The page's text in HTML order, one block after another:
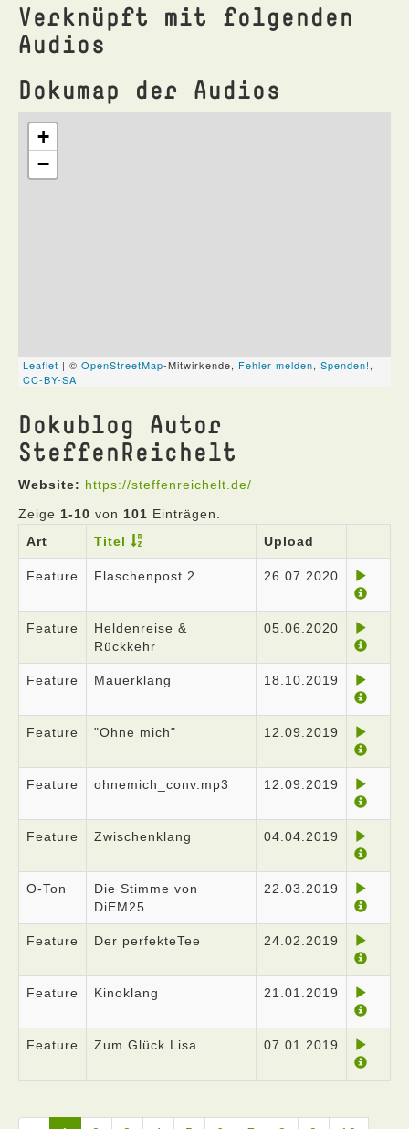
Verknüpft mit folgenden
Audios
Dokumap der Audios
Dokublog Autor
SteffenReichelt
Website: https://steffenreichelt.de/
Zeige 1-10 von 101 Einträgen.
Art
Titel Upload
Feature Flaschenpost 2 26.07.2020
Feature
Heldenreise &
Rückkehr
05.06.2020
Feature Mauerklang 18.10.2019
Feature "Ohne mich" 12.09.2019
Feature ohnemich_conv.mp3 12.09.2019
Feature Zwischenklang 04.04.2019
O-Ton
Die Stimme von
DiEM25
22.03.2019
Feature Der perfekteTee 24.02.2019
Feature Kinoklang 21.01.2019
Feature Zum Glück Lisa 07.01.2019